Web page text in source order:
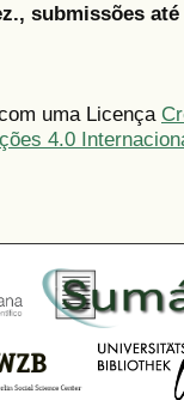
submissões
uma Licença
4.0